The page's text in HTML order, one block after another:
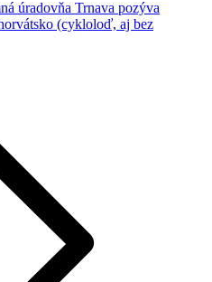
úradovňa Trnava pozýva
(cykloloď, aj bez